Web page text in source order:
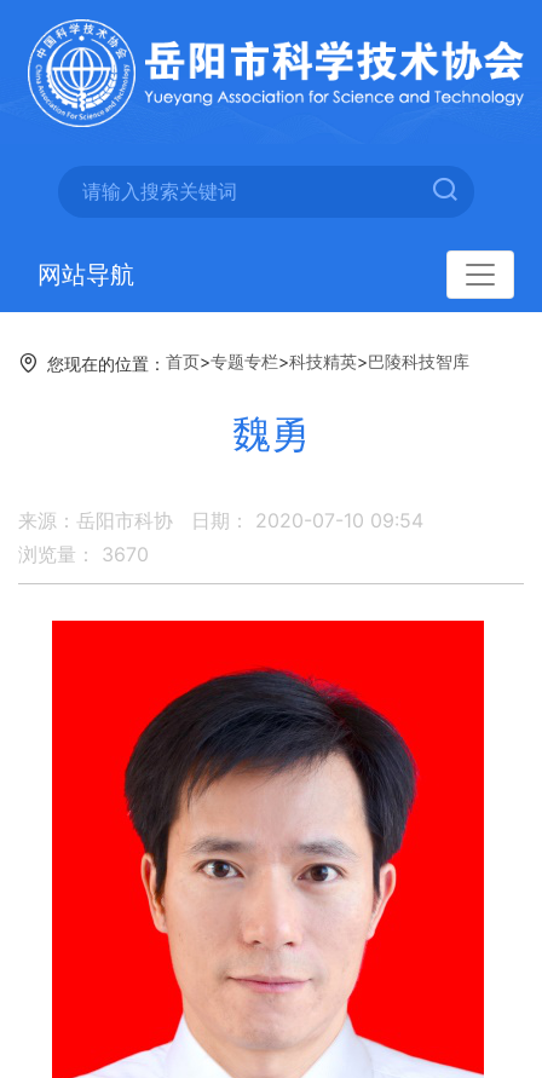
网站导航
您现在的位置： 首页>专题专栏>科技精英>巴陵科技智库
魏勇
来源：岳阳市科协
日期： 2020-07-10 09:54
浏览量： 3670